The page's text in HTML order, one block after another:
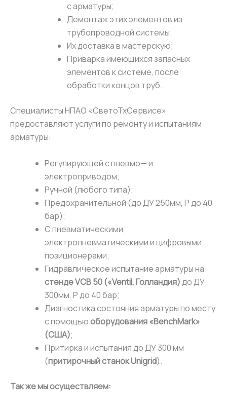
с арматуры;
Демонтаж этих элементов из
трубопроводной системы;
Их доставка в мастерскую;
Приварка имеющихся запасных
элементов к системе, после
обработки концов труб.
Специалисты НПАО «СветоТхСервисе»
предоставляют услуги по ремонту и испытаниям
арматуры:
Регулирующей с пневмо— и
электроприводом;
Ручной (любого типа);
Предохранительной (до ДУ 250мм, P до 40
бар);
С пневматическими,
электропневматическими и цифровыми
позиционерами;
Гидравлическое испытание арматуры на
стенде VCB 50 («Ventil, Голландия)до ДУ
300мм, Р до 40 бар;
Диагностика состояния арматуры по месту
с помощью оборудования «BenchMark»
(США);
Притирка и испытания до ДУ 300 мм
(притирочный станок Unigrid).
Так же мы осуществляем: